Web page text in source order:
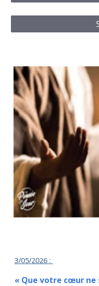
3/05/2026 :
« Que votre cœur ne